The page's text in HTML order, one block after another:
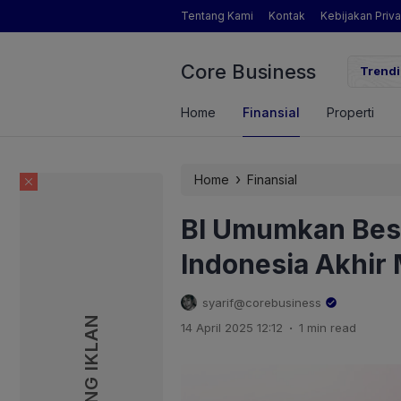
Tentang Kami Kontak Kebijakan
Core Business
Dorong Indonesia Menuju Revolusi Energi Terbarukan dengan
Home Finansial Properti
Home › Finansial
BI Umumkan
Indonesia Akhir
syarif@corebusiness
14 April 2025 12:12 . 1 min read